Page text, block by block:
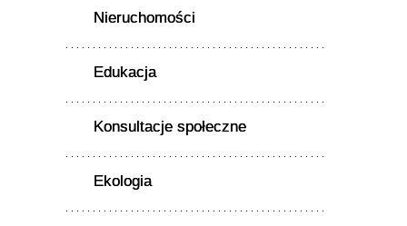
Nieruchomości
Edukacja
Konsultacje społeczne
Ekologia